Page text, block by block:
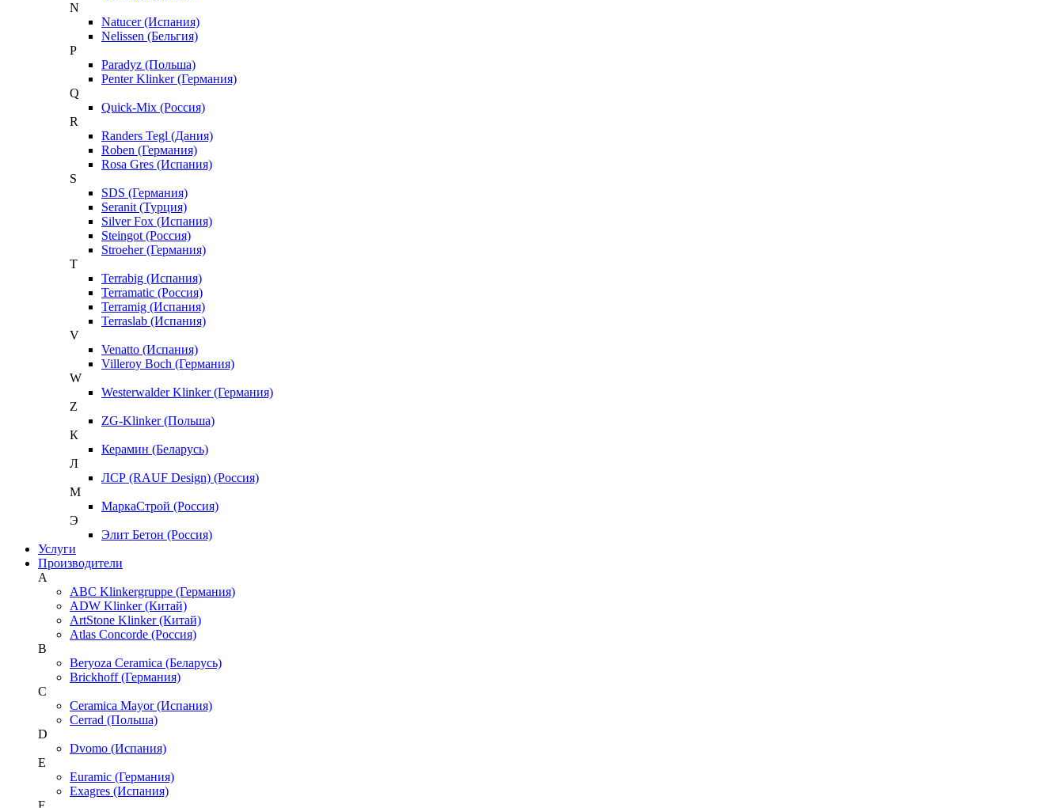
N
Natucer (Испания)
Nelissen (Бельгия)
P
Paradyz (Польша)
Penter Klinker (Германия)
Q
Quick-Mix (Россия)
R
Randers Tegl (Дания)
Roben (Германия)
Rosa Gres (Испания)
S
SDS (Германия)
Seranit (Турция)
Silver Fox (Испания)
Steingot (Россия)
Stroeher (Германия)
T
Terrabig (Испания)
Terramatic (Россия)
Terramig (Испания)
Terraslab (Испания)
V
Venatto (Испания)
Villeroy Boch (Германия)
W
Westerwalder Klinker (Германия)
Z
ZG-Klinker (Польша)
К
Керамин (Беларусь)
Л
ЛСР (RAUF Design) (Россия)
М
МаркаСтрой (Россия)
Э
Элит Бетон (Россия)
Услуги
Производители
A
ABC Klinkergruppe (Германия)
ADW Klinker (Китай)
ArtStone Klinker (Китай)
Atlas Concorde (Россия)
B
Beryoza Ceramica (Беларусь)
Brickhoff (Германия)
C
Ceramica Mayor (Испания)
Cerrad (Польша)
D
Dvomo (Испания)
E
Euramic (Германия)
Exagres (Испания)
F